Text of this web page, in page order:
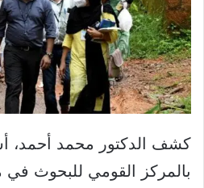
كشف الدكتور محمد أحمد،
بالمركز القومي للبحوث في